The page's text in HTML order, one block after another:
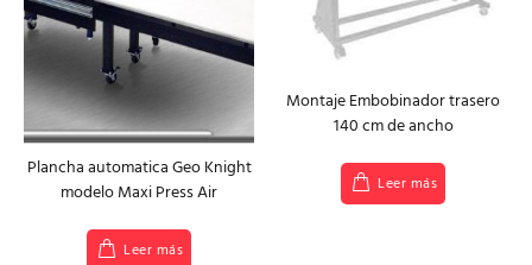
Plancha automatica Geo Knight
modelo Maxi Press Air
Leer más
Montaje Embobinador trasero
140 cm de ancho
Leer más